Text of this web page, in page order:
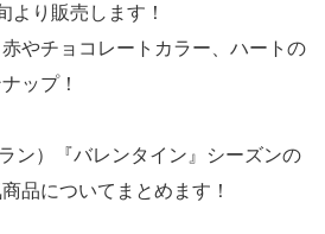
より販売します！
やチョコレートカラー、ハートの
ップ！
ン）『バレンタイン』シーズンの
品についてまとめます！